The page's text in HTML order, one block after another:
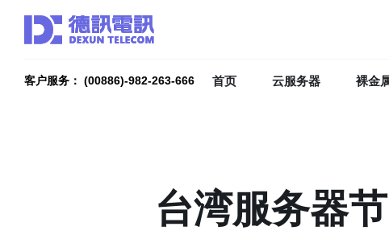
客户服务： (00886)-982-263-666 首页 云服务器 裸金
台湾服务器